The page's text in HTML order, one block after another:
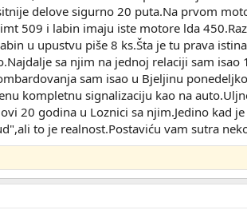
delove sigurno 20 puta.Na prvom
509 i labin imaju iste motore lda
u upustvu piše 8 ks.Šta je tu prava
sa njim na jednoj relaciji sam isao
sam isao u Bjeljinu
kompletnu signalizaciju kao na
20 godina u Loznici sa njim.Jedino kad
to je realnost.Postaviću vam sutra